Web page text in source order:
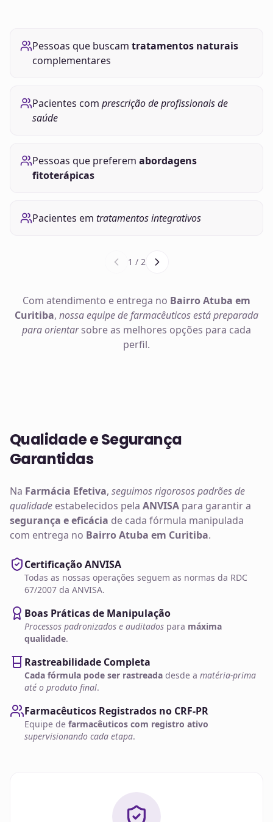
Pessoas que buscam tratamentos naturais
complementares
Pacientes com prescrição de profissionais de
saúde
Pessoas que preferem abordagens
fitoterápicas
Pacientes em tratamentos integrativos
1 / 2
Com atendimento e entrega no Bairro Atuba em
Curitiba, nossa equipe de farmacêuticos está preparada
para orientarsobre as melhores opções para cada
perfil.
Qualidade e Segurança
Garantidas
Na Farmácia Efetiva, seguimos rigorosos padrões de
qualidade estabelecidos pela ANVISA para garantir a
segurança e eficácia de cada fórmula manipulada
com entrega no Bairro Atuba em Curitiba.
Certificação ANVISA
Todas as nossas operações seguem as normas da RDC
67/2007 da ANVISA.
Boas Práticas de Manipulação
Processos padronizados e auditados para máxima
qualidade.
Rastreabilidade Completa
Cada fórmula pode ser rastreada desde a matéria-prima
até o produto final.
Farmacêuticos Registrados no CRF-PR
Equipe de farmacêuticos com registro ativo
supervisionando cada etapa.